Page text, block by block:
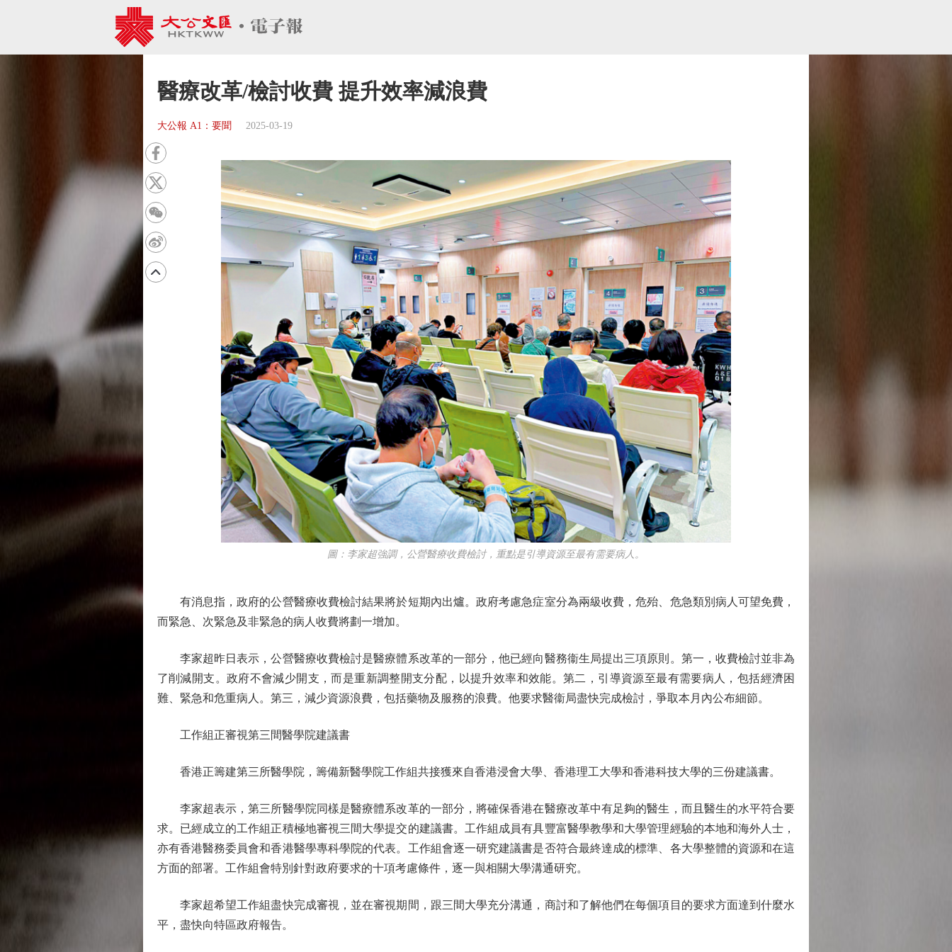
醫療改革/檢討收費 提升效率減浪費
大公報 A1：要聞 2025-03-19
圖：李家超強調，公營醫療收費檢討，重點是引導資源至最有需要病人。
有消息指，政府的公營醫療收費檢討結果將於短期內出爐。政府考慮急症室分為兩級收費，危殆、危急類別病人可望免費，
而緊急、次緊急及非緊急的病人收費將劃一增加。
李家超昨日表示，公營醫療收費檢討是醫療體系改革的一部分，他已經向醫務衞生局提出三項原則。第一，收費檢討並非為
了削減開支。政府不會減少開支，而是重新調整開支分配，以提升效率和效能。第二，引導資源至最有需要病人，包括經濟困
難、緊急和危重病人。第三，減少資源浪費，包括藥物及服務的浪費。他要求醫衞局盡快完成檢討，爭取本月內公布細節。
工作組正審視第三間醫學院建議書
香港正籌建第三所醫學院，籌備新醫學院工作組共接獲來自香港浸會大學、香港理工大學和香港科技大學的三份建議書。
李家超表示，第三所醫學院同樣是醫療體系改革的一部分，將確保香港在醫療改革中有足夠的醫生，而且醫生的水平符合要
求。已經成立的工作組正積極地審視三間大學提交的建議書。工作組成員有具豐富醫學教學和大學管理經驗的本地和海外人士，
亦有香港醫務委員會和香港醫學專科學院的代表。工作組會逐一研究建議書是否符合最終達成的標準、各大學整體的資源和在這
方面的部署。工作組會特別針對政府要求的十項考慮條件，逐一與相關大學溝通研究。
李家超希望工作組盡快完成審視，並在審視期間，跟三間大學充分溝通，商討和了解他們在每個項目的要求方面達到什麼水
平，盡快向特區政府報告。